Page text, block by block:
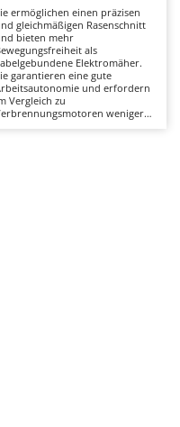
ermöglichen einen präzisen
gleichmäßigen Rasenschnitt
bieten mehr
als
Elektromäher.
garantieren eine gute
und erfordern
Vergleich zu
weniger